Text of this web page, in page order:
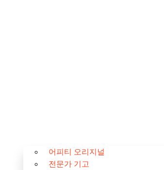
어피티 오리지널
전문가 기고